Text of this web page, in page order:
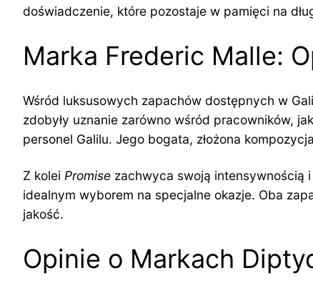
doświadczenie, które pozostaje w pamięci na
Marka Frederic Malle:
Wśród luksusowych zapachów dostępnych w
zdobyły uznanie zarówno wśród pracowników,
personel Galilu. Jego bogata, złożona
Z kolei Promise zachwyca swoją intensywnością
idealnym wyborem na specjalne okazje. Oba
jakość.
Opinie o Markach